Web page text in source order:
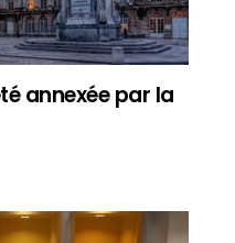
annexée par la